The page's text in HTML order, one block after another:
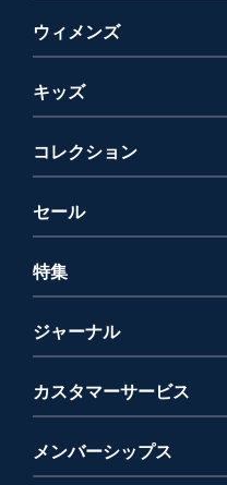
ウィメンズ
キッズ
コレクション
セール
特集
ジャーナル
カスタマーサービス
メンバーシップス